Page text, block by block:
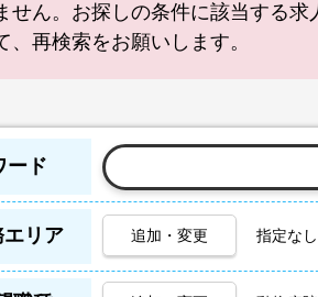
せん。お探しの条件に該当する求
、再検索をお願いします。
ード
リア 追加・変更 指定なし